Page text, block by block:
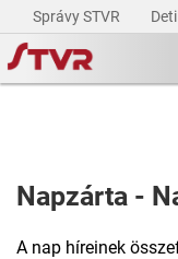
Správy STVR Deti
Napzárta -
A nap híreinek